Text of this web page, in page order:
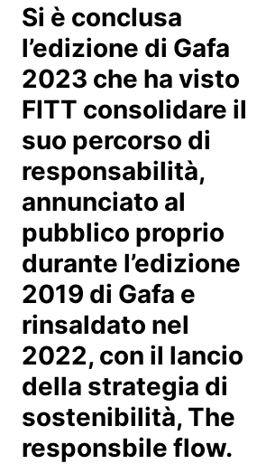
Si è conclusa
l’edizione di Gafa
2023 che ha visto
FITT consolidare il
suo percorso di
responsabilità,
annunciato al
pubblico proprio
durante l’edizione
2019 di Gafa e
rinsaldato nel
2022, con il lancio
della strategia di
sostenibilità, The
responsbile flow.